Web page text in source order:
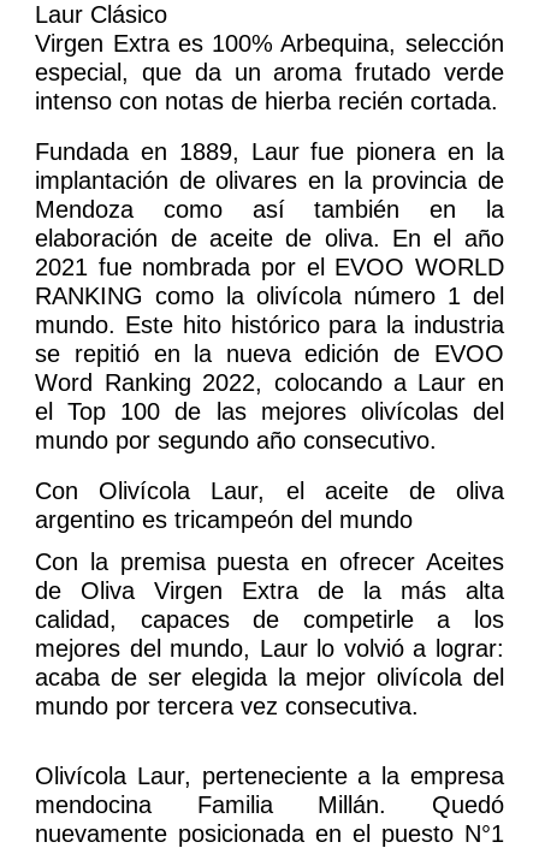
Laur Clásico
Virgen Extra es 100% Arbequina, selección
especial, que da un aroma frutado verde
intenso con notas de hierba recién cortada.
Fundada en 1889, Laur fue pionera en la
implantación de olivares en la provincia de
Mendoza como así también en la
elaboración de aceite de oliva. En el año
2021 fue nombrada por el EVOO WORLD
RANKING como la olivícola número 1 del
mundo. Este hito histórico para la industria
se repitió en la nueva edición de EVOO
Word Ranking 2022, colocando a Laur en
el Top 100 de las mejores olivícolas del
mundo por segundo año consecutivo.
Con Olivícola Laur, el aceite de oliva
argentino es tricampeón del mundo
Con la premisa puesta en ofrecer Aceites
de Oliva Virgen Extra de la más alta
calidad, capaces de competirle a los
mejores del mundo, Laur lo volvió a lograr:
acaba de ser elegida la mejor olivícola del
mundo por tercera vez consecutiva.
Olivícola Laur, perteneciente a la empresa
mendocina Familia Millán. Quedó
nuevamente posicionada en el puesto N°1